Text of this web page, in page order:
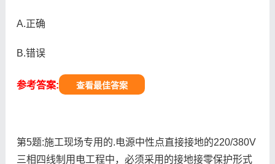
A.正确
B.错误
参考答案: 查看最佳答案
第5题:施工现场专用的.电源中性点直接接地的220/380V
三相四线制用电工程中，必须采用的接地接零保护形式